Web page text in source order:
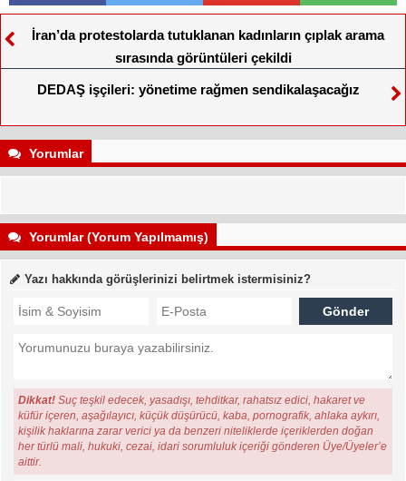
İran’da protestolarda tutuklanan kadınların çıplak arama
sırasında görüntüleri çekildi
DEDAŞ işçileri: yönetime rağmen sendikalaşacağız
Yorumlar
Yorumlar (Yorum Yapılmamış)
Yazı hakkında görüşlerinizi belirtmek istermisiniz?
Dikkat! Suç teşkil edecek, yasadışı, tehditkar, rahatsız edici, hakaret ve
küfür içeren, aşağılayıcı, küçük düşürücü, kaba, pornografik, ahlaka aykırı,
kişilik haklarına zarar verici ya da benzeri niteliklerde içeriklerden doğan
her türlü mali, hukuki, cezai, idari sorumluluk içeriği gönderen Üye/Üyeler’e
aittir.